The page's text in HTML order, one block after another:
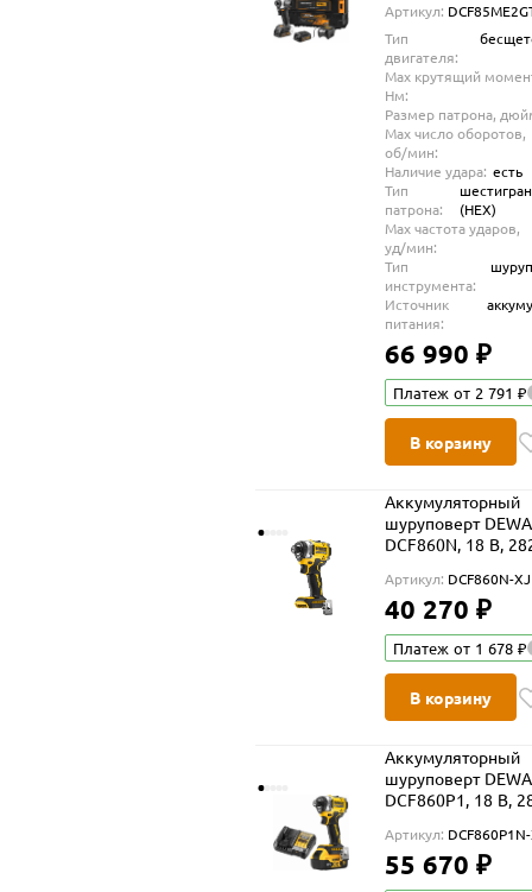
в кейсе TSTAK
(DCF85ME2GT-QW)
Артикул:
Тип
двигателя:
Max крутящий
Нм:
Размер патрона,
Max число оборотов,
об/мин:
Наличие удара: есть
Тип
патрона:
(HEX)
Max частота ударов,
уд/мин:
Тип
инструмента:
Источник
питания:
66 990 ₽
Платеж от 2 791 ₽
В корзину
Аккумуляторный
шуруповерт
DCF860N, 18 В,
ЗУ (DCF860N-XJ)
Артикул: DCF860N-XJ
40 270 ₽
Платеж от 1 678 ₽
В корзину
Аккумуляторный
шуруповерт
DCF860P1, 18 В,
5 Ач и ЗУ
XJ)
Артикул:
55 670 ₽